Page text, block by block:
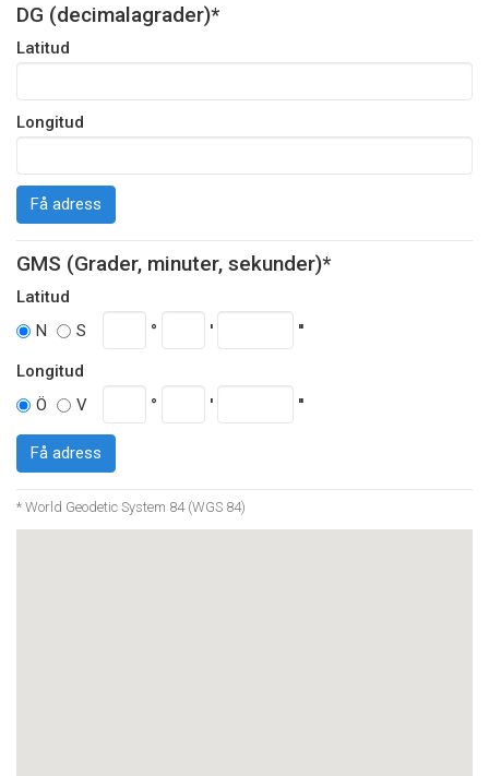
DG (decimalagrader)*
Latitud
Longitud
Få adress
GMS (Grader, minuter, sekunder)*
Latitud
N
S ° ' ''
Longitud
Ö
V ° ' ''
Få adress
* World Geodetic System 84 (WGS 84)